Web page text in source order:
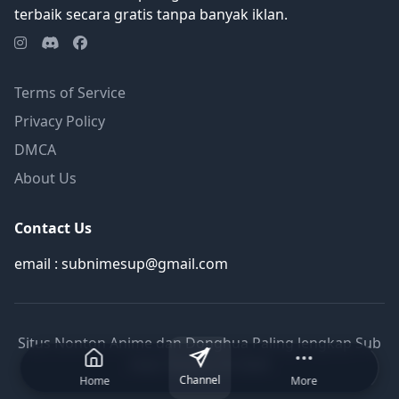
terbaik secara gratis tanpa banyak iklan.
Terms of Service
Privacy Policy
DMCA
About Us
Contact Us
email : subnimesup@gmail.com
Situs Nonton Anime dan Donghua Paling lengkap Sub
Indo Terbaru © 2026
Home Channel More